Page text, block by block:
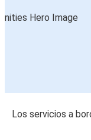
Los servicios a